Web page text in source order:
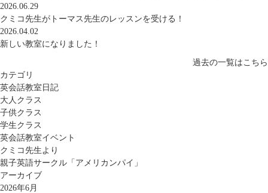
2026.06.29
クミコ先生がトーマス先生のレッスンを受ける！
2026.04.02
新しい教室になりました！
過去の一覧はこちら
カテゴリ
英会話教室日記
大人クラス
子供クラス
学生クラス
英会話教室イベント
クミコ先生より
親子英語サークル「アメリカンパイ」
アーカイブ
2026年6月